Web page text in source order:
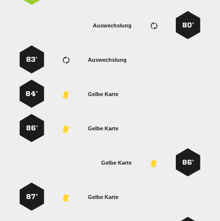
80’
Auswechslung
Auswechslung
83’
Gelbe Karte
84’
Gelbe Karte
86’
86’
Gelbe Karte
Gelbe Karte
87’